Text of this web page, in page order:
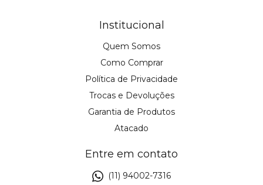
Institucional
Quem Somos
Como Comprar
Política de Privacidade
Trocas e Devoluções
Garantia de Produtos
Atacado
Entre em contato
(11) 94002-7316